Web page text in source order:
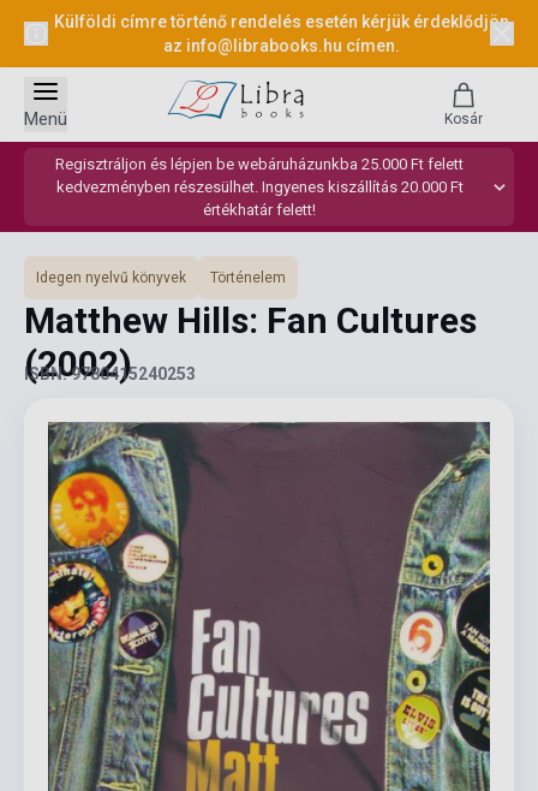
Külföldi címre történő rendelés esetén kérjük érdeklődjön
az info@librabooks.hu címen.
Regisztráljon és lépjen be webáruházunkba 25.000 Ft felett
kedvezményben részesülhet. Ingyenes kiszállítás 20.000 Ft
értékhatár felett!
Menü Kosár
Idegen nyelvű könyvek Történelem
Matthew Hills: Fan Cultures
(2002)
ISBN: 9780415240253